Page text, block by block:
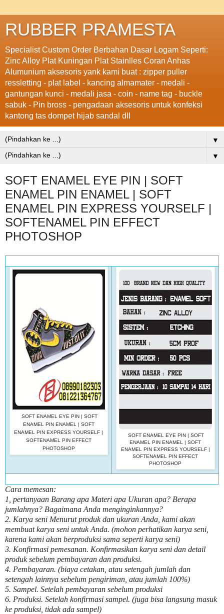
RUBBER PRAMESTA
Specialist Custom Order Berbahan Dasar Logam Seperti:
Zinc Alloy Plat Kuningan Plat Stainlles Coran Anhas
Alumunium aksesoris yank kami buat : zipper puller
ressletting - plat label - kancing almamater - medali -
gantungan kunci - medali jasa - coin - name tag - buckle
sabuk - Pin bross - pengadaan aksesoris untuk konfeksi
kantong tas dompet hijab sandal dll
▼
▼
SOFT ENAMEL EYE PIN | SOFT
ENAMEL PIN ENAMEL | SOFT
ENAMEL PIN EXPRESS YOURSELF |
SOFTENAMEL PIN EFFECT
PHOTOSHOP
SOFT ENAMEL EYE PIN | SOFT
ENAMEL PIN ENAMEL | SOFT
ENAMEL PIN EXPRESS YOURSELF |
SOFTENAMEL PIN EFFECT
PHOTOSHOP
SOFT ENAMEL EYE PIN | SOFT
ENAMEL PIN ENAMEL | SOFT
ENAMEL PIN EXPRESS YOURSELF |
SOFTENAMEL PIN EFFECT
PHOTOSHOP
Cara memesan:
1, pertanyaan Barang apa Materi apa Ukuran apa? Berapa
jumlahnya? Bagaimana Anda menginginkannya?
2. Karya seni Menurut produk dan ukuran Anda, kami akan
membuat karya seni untuk Anda. (mohon perhatikan karya seni,
karena kami akan berproduksi sama seperti karya seni)
3. Konfirmasi pemesanan. Konfirmasikan karya seni dan detail
produk sebelum pembayaran dan produksi.
4. Pembayaran. (biaya cetakan, atau setengah jumlah dan
setengah lainnya sebelum pengiriman, atau jumlah 100%)
5. Sampel. Setelah pembayaran sebelum produksi
6. Produksi. Setelah konfirmasi sampel. (juga bisa langsung masuk
ke produksi, tidak ada sampel)